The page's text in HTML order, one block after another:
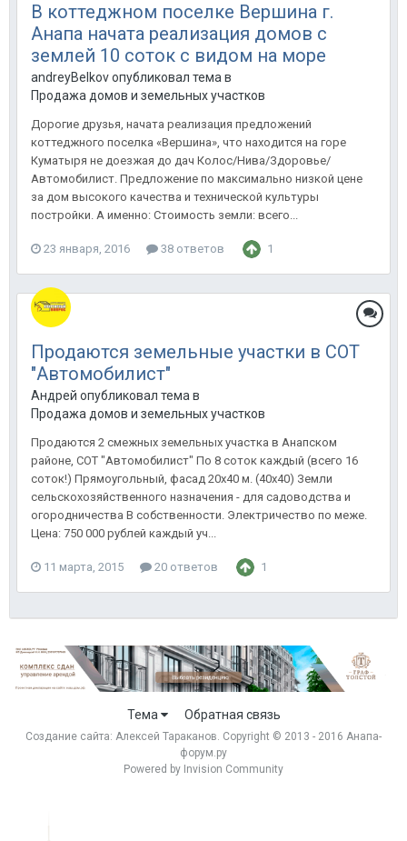
В коттеджном поселке Вершина г.
Анапа начата реализация домов с
землей 10 соток с видом на море
andreyBelkov опубликовал тема в
Продажа домов и земельных участков
Дорогие друзья, начата реализация предложений
коттеджного поселка «Вершина», что находится на горе
Куматыря не доезжая до дач Колос/Нива/Здоровье/
Автомобилист. Предложение по максимально низкой цене
за дом высокого качества и технической культуры
постройки. А именно: Стоимость земли: всего...
23 января, 2016 38 ответов 1
Продаются земельные участки в СОТ
"Автомобилист"
Андрей опубликовал тема в
Продажа домов и земельных участков
Продаются 2 смежных земельных участка в Анапском
районе, СОТ "Автомобилист" По 8 соток каждый (всего 16
соток!) Прямоугольный, фасад 20х40 м. (40х40) Земли
сельскохозяйственного назначения - для садоводства и
огородничества В собственности. Электричество по меже.
Цена: 750 000 рублей каждый уч...
11 марта, 2015 20 ответов 1
Тема Обратная связь
Создание сайта: Алексей Тараканов . Copyright © 2013 - 2016 Анапа-
форум.ру
Powered by Invision Community